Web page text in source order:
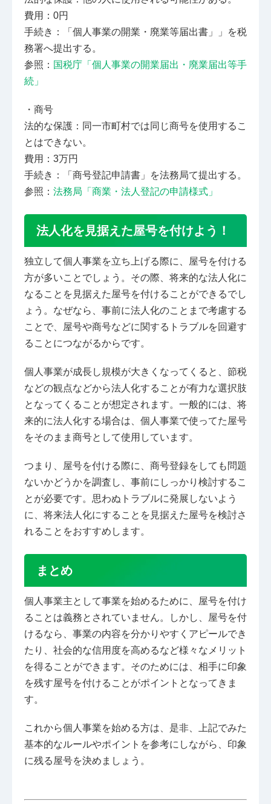
費用：0円
手続き：「個人事業の開業・廃業等届出書」」を税
務署へ提出する。
参照： 国税庁「個人事業の開業届出・廃業届出等手
続」
・商号
法的な保護：同一市町村では同じ商号を使用するこ
とはできない。
費用：3万円
手続き：「商号登記申請書」を法務局て提出する。
参照： 法務局「商業・法人登記の申請様式」
法人化を見据えた屋号を付けよう！
独立して個人事業を立ち上げる際に、屋号を付ける
方が多いことでしょう。その際、将来的な法人化に
なることを見据えた屋号を付けることができるでし
ょう。なぜなら、事前に法人化のことまで考慮する
ことで、屋号や商号などに関するトラブルを回避す
ることにつながるからです。
個人事業が成長し規模が大きくなってくると、節税
などの観点などから法人化することが有力な選択肢
となってくることが想定されます。一般的には、将
来的に法人化する場合は、個人事業で使ってた屋号
をそのまま商号として使用しています。
つまり、屋号を付ける際に、商号登録をしても問題
ないかどうかを調査し、事前にしっかり検討するこ
とが必要です。思わぬトラブルに発展しないよう
に、将来法人化にすることを見据えた屋号を検討さ
れることをおすすめします。
まとめ
個人事業主として事業を始めるために、屋号を付け
ることは義務とされていません。しかし、屋号を付
けるなら、事業の内容を分かりやすくアピールでき
たり、社会的な信用度を高めるなど様々なメリット
を得ることができます。そのためには、相手に印象
を残す屋号を付けることがポイントとなってきま
す。
これから個人事業を始める方は、是非、上記でみた
基本的なルールやポイントを参考にしながら、印象
に残る屋号を決めましょう。